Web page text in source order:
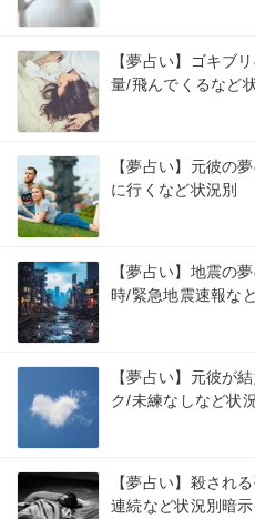
【夢占い】ゴキブ
量/飛んでくるなど
【夢占い】元彼の
に行くなど状況別
【夢占い】地震の
時/緊急地震速報な
【夢占い】元彼が
ク/未練なしなど状
【夢占い】殺され
連続など状況別暗示